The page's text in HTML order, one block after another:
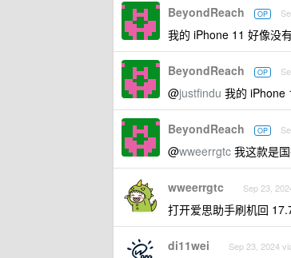
BeyondReach OP
我的 iPhone 11 好像没
BeyondReach OP
@justfindu 我的 iPhone
BeyondReach OP
@wweerrgtc 我这款是
wweerrgtc Sep 23,
打开爱思助手刷机回
di11wei Sep 23, 2024